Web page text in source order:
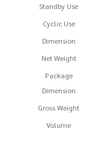
Standby Use
Cyclic Use
Dimension
Net Weight
Package
Dimension
Gross Weight
Volume